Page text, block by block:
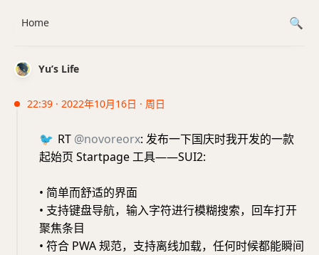
Yu’s Life
22:39 · 2022年10月16日 · 周日
🐦 RT @novoreorx: 发布一下国庆时我开发的一款
起始页 Startpage 工具——SUI2:
• 简单而舒适的界面
• 支持键盘导航，输入字符进行模糊搜索，回车打开
聚焦条目
• 符合 PWA 规范，支持离线加载，任何时候都能瞬间
Home